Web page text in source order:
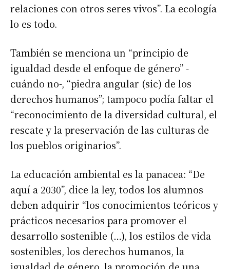
relaciones con otros seres vivos”. La ecología
lo es todo.
También se menciona un “principio de
igualdad desde el enfoque de género” -
cuándo no-, “piedra angular (sic) de los
derechos humanos”; tampoco podía faltar el
“reconocimiento de la diversidad cultural, el
rescate y la preservación de las culturas de
los pueblos originarios”.
La educación ambiental es la panacea: “De
aquí a 2030”, dice la ley, todos los alumnos
deben adquirir “los conocimientos teóricos y
prácticos necesarios para promover el
desarrollo sostenible (…), los estilos de vida
sostenibles, los derechos humanos, la
igualdad de género, la promoción de una